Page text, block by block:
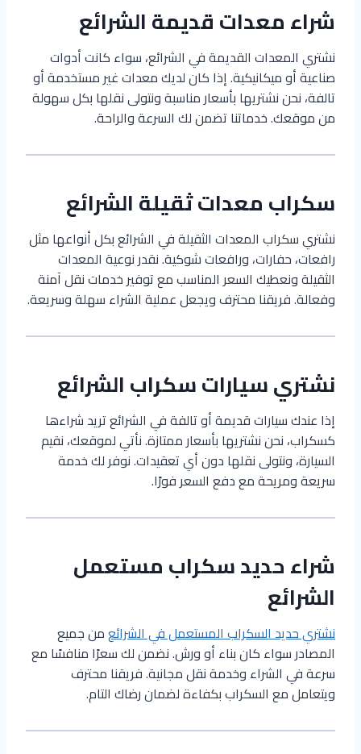
شراء معدات قديمة الشرائع
نشتري المعدات القديمة في الشرائع، سواء كانت أدوات
صناعية أو ميكانيكية. إذا كان لديك معدات غير مستخدمة أو
تالفة، نحن نشتريها بأسعار مناسبة ونتولى نقلها بكل سهولة
من موقعك. خدماتنا تضمن لك السرعة والراحة.
سكراب معدات ثقيلة الشرائع
نشتري سكراب المعدات الثقيلة في الشرائع بكل أنواعها مثل
رافعات، حفارات، ورافعات شوكية. نقدر نوعية المعدات
الثقيلة ونعطيك السعر المناسب مع توفير خدمات نقل آمنة
وفعالة. فريقنا محترف ويجعل عملية الشراء سهلة وسريعة.
نشتري سيارات سكراب الشرائع
إذا عندك سيارات قديمة أو تالفة في الشرائع تريد شراءها
كسكراب، نحن نشتريها بأسعار ممتازة. نأتي لموقعك، نقيم
السيارة، ونتولى نقلها دون أي تعقيدات. نوفر لك خدمة
سريعة ومريحة مع دفع السعر فورًا.
شراء حديد سكراب مستعمل
الشرائع
نشتري حديد السكراب المستعمل في الشرائعمن جميع
المصادر سواء كان بناء أو ورش. نضمن لك سعرًا منافسًا مع
سرعة في الشراء وخدمة نقل مجانية. فريقنا محترف
ويتعامل مع السكراب بكفاءة لضمان رضاك التام.